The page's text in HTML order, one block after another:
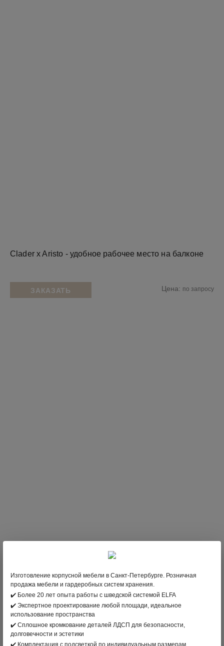
Clader x Aristo - удобное рабочее место на балконе
ЗАКАЗАТЬ Цена: по запросу
Гардеробная система Clader x Aristo для хранения
ЗАКАЗАТЬ Цена:
Изготовление корпусной мебели в Санкт-Петербурге. Розничная
продажа мебели и гардеробных систем хранения.
✔️ Более 20 лет опыта работы с шведской системой ELFA
✔️ Экспертное проектирование любой площади, идеальное
использование пространства
✔️ Сплошное кромкование деталей ЛДСП для безопасности,
долговечности и эстетики
✔️ Комплектация с подсветкой по индивидуальным размерам